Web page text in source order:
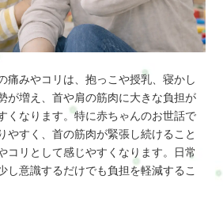
痛みやコリは、抱っこや授乳、寝かし
が増え、首や肩の筋肉に大きな負担が
くなります。特に赤ちゃんのお世話で
やすく、首の筋肉が緊張し続けること
コリとして感じやすくなります。日常
し意識するだけでも負担を軽減するこ